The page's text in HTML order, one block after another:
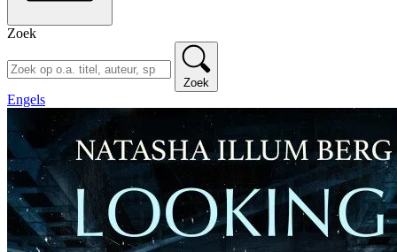
Zoek
Zoek
Engels